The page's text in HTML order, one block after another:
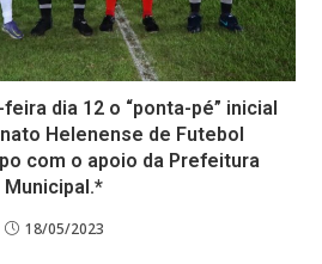
dia 12 o “ponta-pé” inicial
Helenense de Futebol
com o apoio da Prefeitura
Municipal.*
18/05/2023